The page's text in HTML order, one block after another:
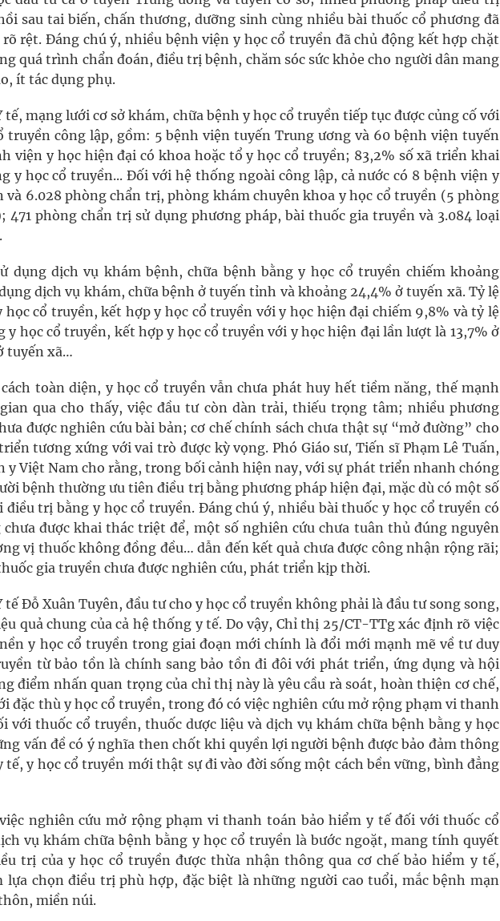
sau tai biến, chấn thương, dưỡng sinh cùng nhiều bài thuốc cổ phương đã
rệt. Đáng chú ý, nhiều bệnh viện y học cổ truyền đã chủ động kết hợp chặt
quá trình chẩn đoán, điều trị bệnh, chăm sóc sức khỏe cho người dân mang
ít tác dụng phụ.
tế, mạng lưới cơ sở khám, chữa bệnh y học cổ truyền tiếp tục được củng cố với
truyền công lập, gồm: 5 bệnh viện tuyến Trung ương và 60 bệnh viện tuyến
viện y học hiện đại có khoa hoặc tổ y học cổ truyền; 83,2% số xã triển khai
y học cổ truyền... Đối với hệ thống ngoài công lập, cả nước có 8 bệnh viện y
và 6.028 phòng chẩn trị, phòng khám chuyên khoa y học cổ truyền (5 phòng
471 phòng chẩn trị sử dụng phương pháp, bài thuốc gia truyền và 3.084 loại
dụng dịch vụ khám bệnh, chữa bệnh bằng y học cổ truyền chiếm khoảng
dịch vụ khám, chữa bệnh ở tuyến tỉnh và khoảng 24,4% ở tuyến xã. Tỷ lệ
cổ truyền, kết hợp y học cổ truyền với y học hiện đại chiếm 9,8% và tỷ lệ
học cổ truyền, kết hợp y học cổ truyền với y học hiện đại lần lượt là 13,7% ở
tuyến xã…
toàn diện, y học cổ truyền vẫn chưa phát huy hết tiềm năng, thế mạnh
qua cho thấy, việc đầu tư còn dàn trải, thiếu trọng tâm; nhiều phương
được nghiên cứu bài bản; cơ chế chính sách chưa thật sự “mở đường” cho
tương xứng với vai trò được kỳ vọng. Phó Giáo sư, Tiến sĩ Phạm Lê Tuấn,
y Việt Nam cho rằng, trong bối cảnh hiện nay, với sự phát triển nhanh chóng
bệnh thường ưu tiên điều trị bằng phương pháp hiện đại, mặc dù có một số
trị bằng y học cổ truyền. Đáng chú ý, nhiều bài thuốc y học cổ truyền có
được khai thác triệt để, một số nghiên cứu chưa tuân thủ đúng nguyên
vị thuốc không đồng đều… dẫn đến kết quả chưa được công nhận rộng rãi;
gia truyền chưa được nghiên cứu, phát triển kịp thời.
tế Đỗ Xuân Tuyên, đầu tư cho y học cổ truyền không phải là đầu tư song song,
quả chung của cả hệ thống y tế. Do vậy, Chỉ thị 25/CT-TTg xác định rõ việc
y học cổ truyền trong giai đoạn mới chính là đổi mới mạnh mẽ về tư duy
từ bảo tồn là chính sang bảo tồn đi đôi với phát triển, ứng dụng và hội
điểm nhấn quan trọng của chỉ thị này là yêu cầu rà soát, hoàn thiện cơ chế,
đặc thù y học cổ truyền, trong đó có việc nghiên cứu mở rộng phạm vi thanh
với thuốc cổ truyền, thuốc dược liệu và dịch vụ khám chữa bệnh bằng y học
vấn đề có ý nghĩa then chốt khi quyền lợi người bệnh được bảo đảm thông
tế, y học cổ truyền mới thật sự đi vào đời sống một cách bền vững, bình đẳng
nghiên cứu mở rộng phạm vi thanh toán bảo hiểm y tế đối với thuốc cổ
vụ khám chữa bệnh bằng y học cổ truyền là bước ngoặt, mang tính quyết
trị của y học cổ truyền được thừa nhận thông qua cơ chế bảo hiểm y tế,
lựa chọn điều trị phù hợp, đặc biệt là những người cao tuổi, mắc bệnh mạn
miền núi.